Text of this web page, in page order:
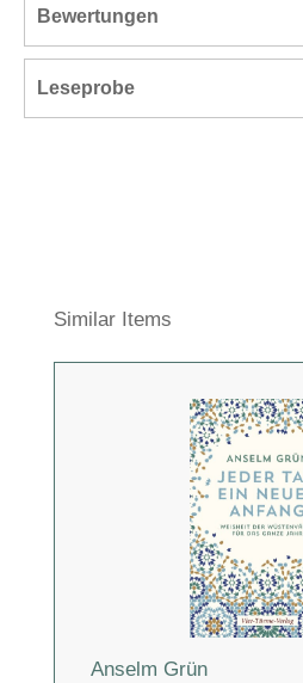
Bewertungen
Leseprobe
Produktgalerie überspringen
Similar Items
Anselm Grün